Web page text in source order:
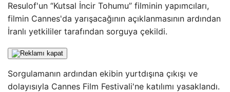
Resulof'un “Kutsal İncir Tohumu” filminin yapımcıları,
filmin Cannes'da yarışacağının açıklanmasının ardından
İranlı yetkililer tarafından sorguya çekildi.
Sorgulamanın ardından ekibin yurtdışına çıkışı ve
dolayısıyla Cannes Film Festivali'ne katılımı yasaklandı.